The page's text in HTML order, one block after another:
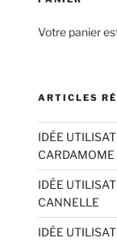
Votre panier
ARTICLES
IDÉE
CARDAMOME
IDÉE
CANNELLE
IDÉE